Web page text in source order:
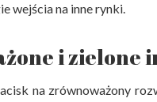
wejścia na inne rynki.
i zielone
na zrównoważony